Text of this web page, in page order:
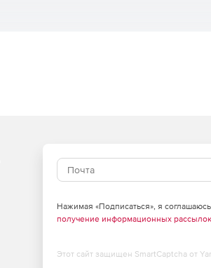
Нажимая «Подписаться», я
получение информационных рассылок
Этот сайт защищен SmartCaptcha от